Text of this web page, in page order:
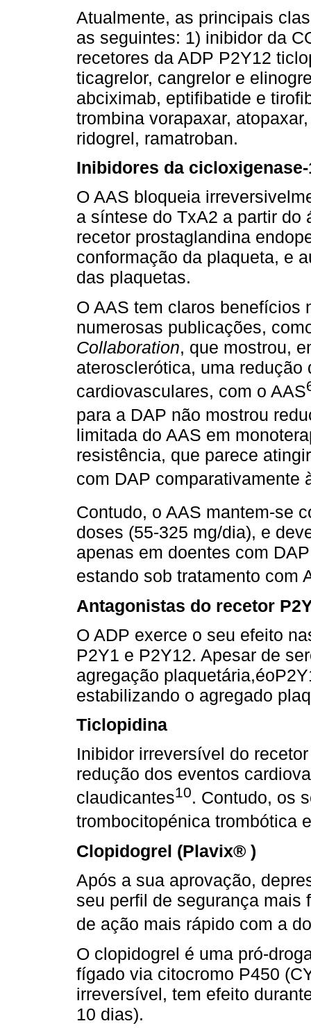
Atualmente, as principais
as seguintes: 1) inibidor da
recetores da ADP P2Y12
ticagrelor, cangrelor e
abciximab, eptiﬁbatide e
trombina vorapaxar,
ridogrel, ramatroban.
Inibidores da
O AAS bloqueia
a síntese do TxA2 a partir do
recetor prostaglandina
conformação da plaqueta, e
das plaquetas.
O AAS tem claros benefícios
numerosas publicações,
Collaboration, que mostrou,
aterosclerótica, uma redução
cardiovasculares, com o AAS
para a DAP não mostrou
limitada do AAS em
resistência, que parece
com DAP comparativamente
Contudo, o AAS mantem-se
doses (55-325 mg/dia), e
apenas em doentes com
estando sob tratamento com
Antagonistas do recetor
O ADP exerce o seu efeito
P2Y1 e P2Y12. Apesar de
agregação
estabilizando o agregado
Ticlopidina
Inibidor irreversível do
redução dos eventos
claudicantes10. Contudo, os
trombocitopénica trombótica
Clopidogrel (Plavix® )
Após a sua aprovação,
seu perﬁl de segurança
de ação mais rápido com a
O clopidogrel é uma pró-
fígado via citocromo P450
irreversível, tem efeito
10 dias).